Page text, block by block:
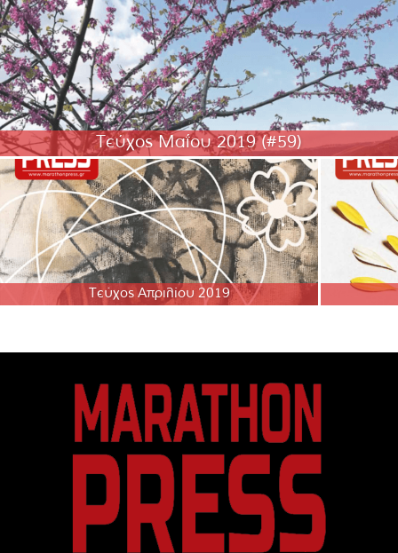
Τεύχος Μαΐου 2019 (#59)
Τεύχος Απριλίου 2019